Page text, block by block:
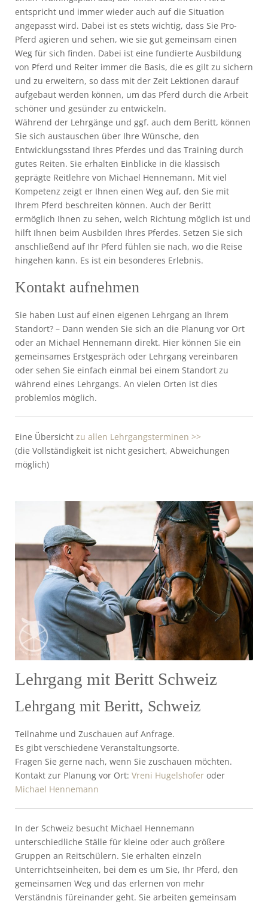
entspricht und immer wieder auch auf die Situation
angepasst wird. Dabei ist es stets wichtig, dass Sie Pro-
Pferd agieren und sehen, wie sie gut gemeinsam einen
Weg für sich finden. Dabei ist eine fundierte Ausbildung
von Pferd und Reiter immer die Basis, die es gilt zu sichern
und zu erweitern, so dass mit der Zeit Lektionen darauf
aufgebaut werden können, um das Pferd durch die Arbeit
schöner und gesünder zu entwickeln.
Während der Lehrgänge und ggf. auch dem Beritt, können
Sie sich austauschen über Ihre Wünsche, den
Entwicklungsstand Ihres Pferdes und das Training durch
gutes Reiten. Sie erhalten Einblicke in die klassisch
geprägte Reitlehre von Michael Hennemann. Mit viel
Kompetenz zeigt er Ihnen einen Weg auf, den Sie mit
Ihrem Pferd beschreiten können. Auch der Beritt
ermöglich Ihnen zu sehen, welch Richtung möglich ist und
hilft Ihnen beim Ausbilden Ihres Pferdes. Setzen Sie sich
anschließend auf Ihr Pferd fühlen sie nach, wo die Reise
hingehen kann. Es ist ein besonderes Erlebnis.
Kontakt aufnehmen
Sie haben Lust auf einen eigenen Lehrgang an Ihrem
Standort? – Dann wenden Sie sich an die Planung vor Ort
oder an Michael Hennemann direkt. Hier können Sie ein
gemeinsames Erstgespräch oder Lehrgang vereinbaren
oder sehen Sie einfach einmal bei einem Standort zu
während eines Lehrgangs. An vielen Orten ist dies
problemlos möglich.
Eine Übersicht zu allen Lehrgangsterminen >>
(die Vollständigkeit ist nicht gesichert, Abweichungen
möglich)
Lehrgang mit Beritt Schweiz
Lehrgang mit Beritt, Schweiz
Teilnahme und Zuschauen auf Anfrage.
Es gibt verschiedene Veranstaltungsorte.
Fragen Sie gerne nach, wenn Sie zuschauen möchten.
Kontakt zur Planung vor Ort: Vreni Hugelshofer oder
Michael Hennemann
In der Schweiz besucht Michael Hennemann
unterschiedliche Ställe für kleine oder auch größere
Gruppen an Reitschülern. Sie erhalten einzeln
Unterrichtseinheiten, bei dem es um Sie, Ihr Pferd, den
gemeinsamen Weg und das erlernen von mehr
Verständnis füreinander geht. Sie arbeiten gemeinsam